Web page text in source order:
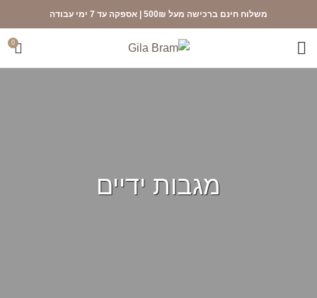
משלוח חינם ברכישה מעל 500₪ | אספקה עד 7 ימי עבודה
0
מגבות ידיים